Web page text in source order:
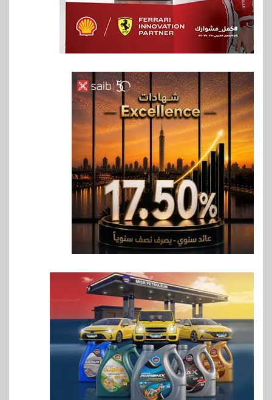
6
بنوك
بنك QNB مصر يعزز جاهزية
المشروعات الصغيرة والمتوسطة
للنمو والتوسع
7 اخبار
فيكسد مصر و”حلول” تتشاركان
في تطوير أول منصة للسياحة
الصحية في مصر والشرق الأوسط
وأفريقيا Tour4Cure
8
سوق وصلة
هواوي: هاتف nova 15
Max بطارية ضخمة وتصميم متين
جهازًا مثاليًا للشباب
9 اقتصاد
إي اف چي فاينانس تستعرض
خطط نمو «بلد» لتعزيز حضورها
في سوق تحويلات المصريين